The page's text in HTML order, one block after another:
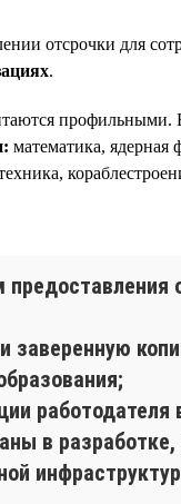
отсрочки для
.
математика, ядерная
заверенную
в